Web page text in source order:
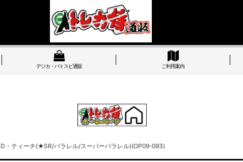
デジカ・バトスピ通販 ご利用案内
D・ティーチ(★SR/パラレル/スーパーパラレル)(OP09-093)